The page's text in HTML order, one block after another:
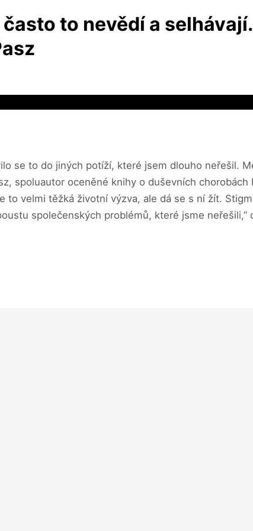
to nevědí a
se to do jiných potíží, které jsem dlouho neřešil.
spoluautor oceněné knihy o duševních
to velmi těžká životní výzva, ale dá se s ní žít.
společenských problémů, které jsme neřešili,”